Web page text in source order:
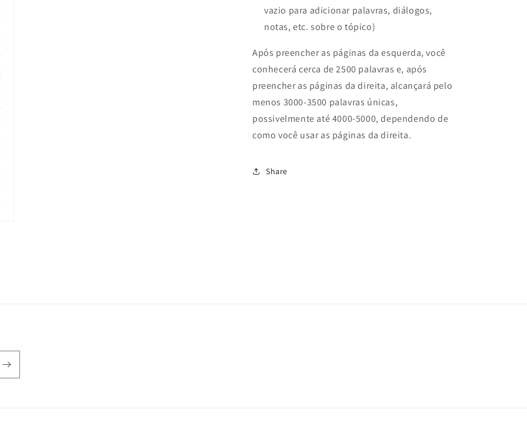
vazio para adicionar palavras, diálogos,
notas, etc. sobre o tópico)
Após preencher as páginas da esquerda, você
conhecerá cerca de 2500 palavras e, após
preencher as páginas da direita, alcançará pelo
menos 3000-3500 palavras únicas,
possivelmente até 4000-5000, dependendo de
como você usar as páginas da direita.
Share